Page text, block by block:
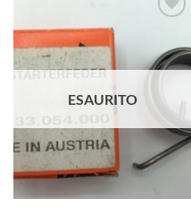
dei
desideri
ESAURITO